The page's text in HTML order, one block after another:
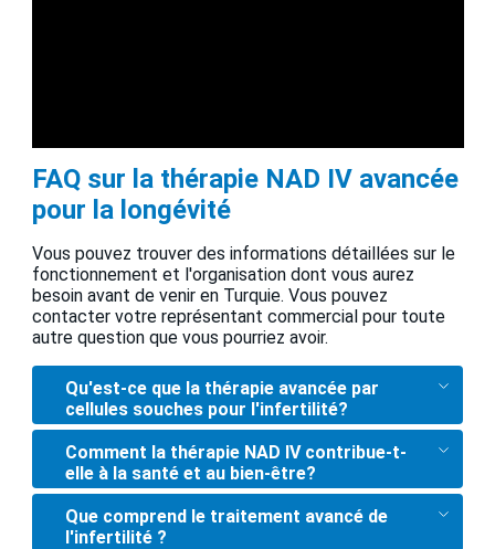
FAQ sur la thérapie NAD IV avancée
pour la longévité
Vous pouvez trouver des informations détaillées sur le
fonctionnement et l'organisation dont vous aurez
besoin avant de venir en Turquie. Vous pouvez
contacter votre représentant commercial pour toute
autre question que vous pourriez avoir.
Qu'est-ce que la thérapie avancée par
cellules souches pour l'infertilité?
Comment la thérapie NAD IV contribue-t-
elle à la santé et au bien-être?
Que comprend le traitement avancé de
l'infertilité ?